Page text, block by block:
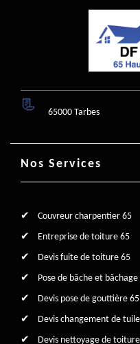
65000 Tarbes
Nos Services
Couvreur charpentier 65
Entreprise de toiture 65
Devis fuite de toiture 65
Pose de bâche et
Devis pose de gouttière 65
Devis changement de
Devis nettoyage de